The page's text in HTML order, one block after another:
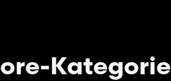
Kategorie